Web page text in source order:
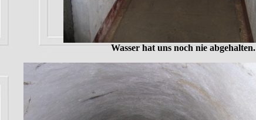
Wasser hat uns noch nie abgehalten.